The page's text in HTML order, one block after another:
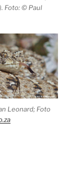
Foto: © Paul
Leonard; Foto